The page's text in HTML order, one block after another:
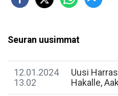
Seuran uusimmat
12.01.2024
13.02
Uusi
Hakalle,